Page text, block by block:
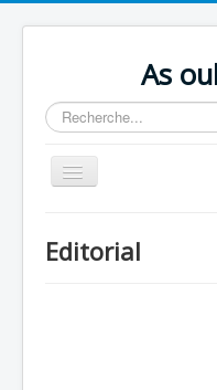
As
Rechercher
Basculer
la
Chronologie
Editorial